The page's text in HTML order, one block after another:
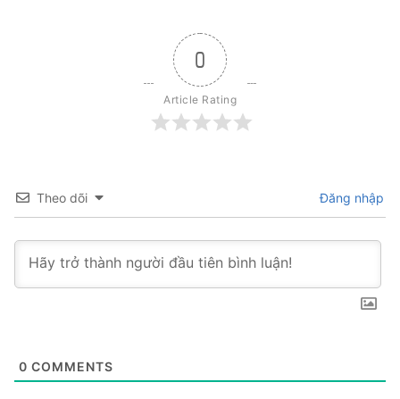
0
Article Rating
Theo dõi Đăng nhập
0 COMMENTS